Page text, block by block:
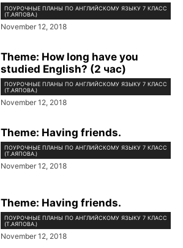
ПОУРОЧНЫЕ ПЛАНЫ ПО АНГЛИЙСКОМУ ЯЗЫКУ 7 КЛАСС
(Т.АЯПОВА.)
November 12, 2018
Theme: How long have you
studied English? (2 час)
ПОУРОЧНЫЕ ПЛАНЫ ПО АНГЛИЙСКОМУ ЯЗЫКУ 7 КЛАСС
(Т.АЯПОВА.)
November 12, 2018
Theme: Having friends.
ПОУРОЧНЫЕ ПЛАНЫ ПО АНГЛИЙСКОМУ ЯЗЫКУ 7 КЛАСС
(Т.АЯПОВА.)
November 12, 2018
Theme: Having friends.
ПОУРОЧНЫЕ ПЛАНЫ ПО АНГЛИЙСКОМУ ЯЗЫКУ 7 КЛАСС
(Т.АЯПОВА.)
November 12, 2018